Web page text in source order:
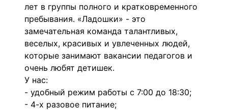
лет в группы полного и кратковременного
пребывания. «Ладошки» - это
замечательная команда талантливых,
веселых, красивых и увлеченных людей,
которые занимают вакансии педагогов и
очень любят детишек.
У нас:
- удобный режим работы с 7:00 до 18:30;
- 4-х разовое питание;